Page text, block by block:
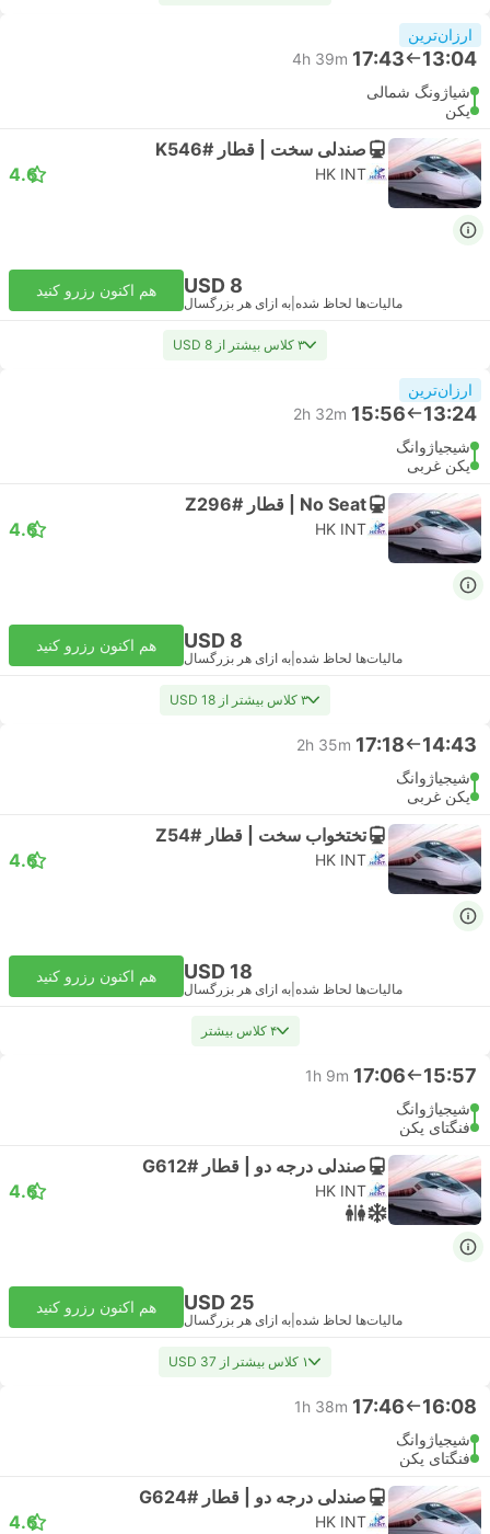
ارزان‌ترین
13:04
17:43
4h 39m
شیاژونگ شمالی
پکن
صندلی سخت | قطار #K546
HK INT
4.6
USD 8
مالیات‌ها لحاظ شده به ازای هر بزرگسال
هم اکنون رزرو کنید
۳ کلاس بیشتر از USD 8
ارزان‌ترین
13:24
15:56
2h 32m
شیجیاژوانگ
پکن غربی
No Seat | قطار #Z296
HK INT
4.6
USD 8
مالیات‌ها لحاظ شده به ازای هر بزرگسال
هم اکنون رزرو کنید
۳ کلاس بیشتر از USD 18
14:43
17:18
2h 35m
شیجیاژوانگ
پکن غربی
تختخواب سخت | قطار #Z54
HK INT
4.6
USD 18
مالیات‌ها لحاظ شده به ازای هر بزرگسال
هم اکنون رزرو کنید
۴ کلاس بیشتر
15:57
17:06
1h 9m
شیجیاژوانگ
فنگتای پکن
صندلی درجه دو | قطار #G612
HK INT
4.6
USD 25
مالیات‌ها لحاظ شده به ازای هر بزرگسال
هم اکنون رزرو کنید
۱ کلاس بیشتر از USD 37
16:08
17:46
1h 38m
شیجیاژوانگ
فنگتای پکن
صندلی درجه دو | قطار #G624
HK INT
4.6